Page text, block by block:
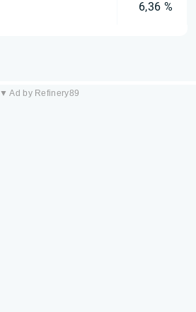
6,36 %
▼ Ad by Refinery89